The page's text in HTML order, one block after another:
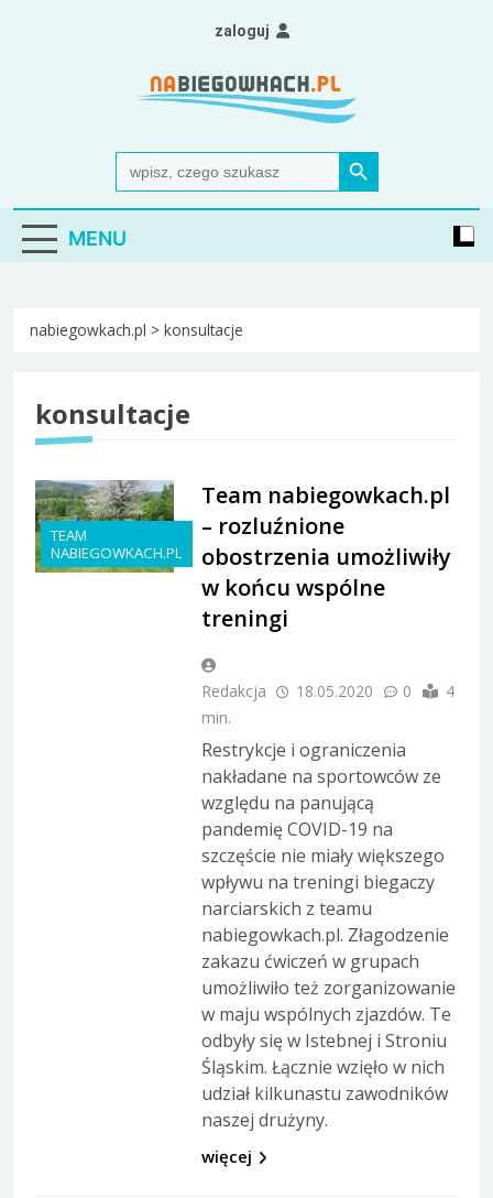
Nabiegowkach.pl
portal miłośników narciarstwa biegowego
Search
for:
Search Button
zaloguj
MENU
nabiegowkach.pl > konsultacje
konsultacje
TEAM
NABIEGOWKACH.PL
Team nabiegowkach.pl
– rozluźnione
obostrzenia umożliwiły
w końcu wspólne
treningi
Redakcja 18.05.2020 0
4
min.
Restrykcje i ograniczenia
nakładane na sportowców ze
względu na panującą
pandemię COVID-19 na
szczęście nie miały większego
wpływu na treningi biegaczy
narciarskich z teamu
nabiegowkach.pl. Złagodzenie
zakazu ćwiczeń w grupach
umożliwiło też zorganizowanie
w maju wspólnych zjazdów. Te
odbyły się w Istebnej i Stroniu
Śląskim. Łącznie wzięło w nich
udział kilkunastu zawodników
naszej drużyny.
więcej